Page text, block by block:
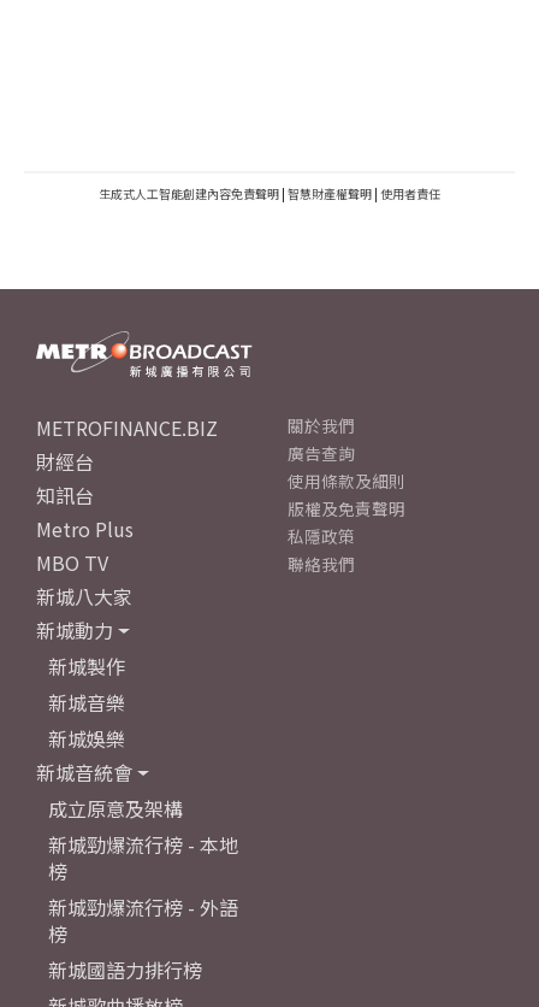
生成式人工智能創建內容免責聲明 | 智慧財產權聲明 | 使用者責任
METROFINANCE.BIZ
財經台
知訊台
Metro Plus
MBO TV
新城八大家
新城動力
新城製作
新城音樂
新城娛樂
新城音統會
成立原意及架構
新城勁爆流行榜 - 本地
榜
新城勁爆流行榜 - 外語
榜
新城國語力排行榜
關於我們
廣告查詢
使用條款及細則
版權及免責聲明
私隱政策
聯絡我們